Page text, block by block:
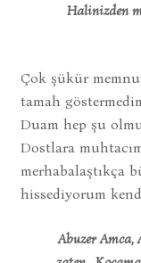
Halinizden
Çok şükür
tamah
Duam hep şu
Dostlara
merhabalaştıkça
hissediyorum
Abuzer Amca,